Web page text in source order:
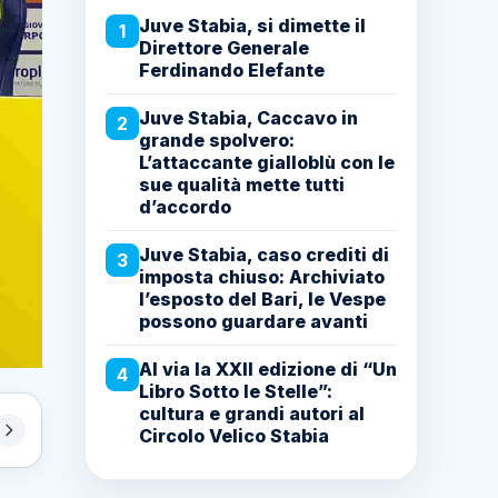
1
Juve Stabia, si dimette il
Direttore Generale
Ferdinando Elefante
2 Juve Stabia, Caccavo in
grande spolvero:
L’attaccante gialloblù con le
sue qualità mette tutti
d’accordo
3 Juve Stabia, caso crediti di
imposta chiuso: Archiviato
l’esposto del Bari, le Vespe
possono guardare avanti
4 Al via la XXII edizione di “Un
Libro Sotto le Stelle”:
cultura e grandi autori al
Circolo Velico Stabia